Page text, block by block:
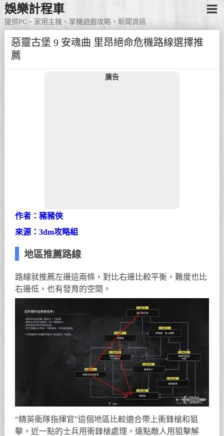
娛樂計程車
提供PC、家用主機、掌機遊戲攻略、新聞資訊
惡靈古堡 9 安魂曲 里昂絕命危機路線選擇推
薦
廣告
作者：豬豬俠
來源：3dm攻略組
地區推薦路線
路線就推薦左邊這兩條，對比右邊比較平衡，難度也比
右邊低，也有發育的空間。
“精英衛隊指揮官”這個地區比較適合帶上衝鋒槍和狙
擊，近一點的士兵用衝鋒槍處理，遠點敵人用狙擊解